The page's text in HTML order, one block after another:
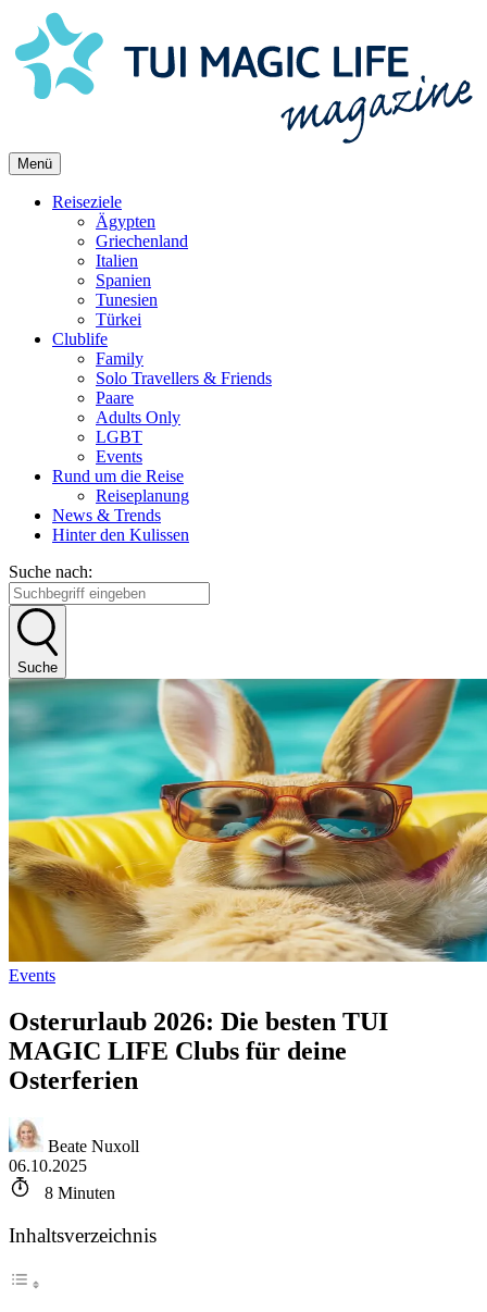
content
Menü
Reiseziele
Ägypten
Griechenland
Italien
Spanien
Tunesien
Türkei
Clublife
Family
Solo Travellers & Friends
Paare
Adults Only
LGBT
Events
Rund um die Reise
Reiseplanung
News & Trends
Hinter den Kulissen
Suche nach:
Suche
Events
Osterurlaub 2026: Die besten TUI
MAGIC LIFE Clubs für deine
Osterferien
Beate Nuxoll
06.10.2025
8 Minuten
Inhaltsverzeichnis